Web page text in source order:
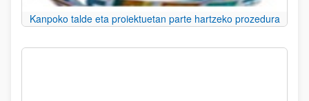
Kanpoko talde eta proiektuetan parte hartzeko prozedura